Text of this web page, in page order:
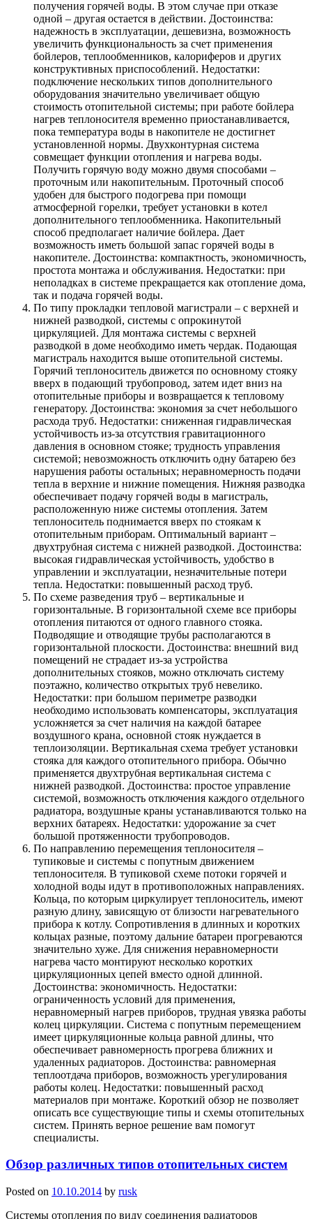
получения горячей воды. В этом случае при отказе
одной – другая остается в действии. Достоинства:
надежность в эксплуатации, дешевизна, возможность
увеличить функциональность за счет применения
бойлеров, теплообменников, калориферов и других
конструктивных приспособлений. Недостатки:
подключение нескольких типов дополнительного
оборудования значительно увеличивает общую
стоимость отопительной системы; при работе бойлера
нагрев теплоносителя временно приостанавливается,
пока температура воды в накопителе не достигнет
установленной нормы. Двухконтурная система
совмещает функции отопления и нагрева воды.
Получить горячую воду можно двумя способами –
проточным или накопительным. Проточный способ
удобен для быстрого подогрева при помощи
атмосферной горелки, требует установки в котел
дополнительного теплообменника. Накопительный
способ предполагает наличие бойлера. Дает
возможность иметь большой запас горячей воды в
накопителе. Достоинства: компактность, экономичность,
простота монтажа и обслуживания. Недостатки: при
неполадках в системе прекращается как отопление дома,
так и подача горячей воды.
По типу прокладки тепловой магистрали – с верхней и
нижней разводкой, системы с опрокинутой
циркуляцией. Для монтажа системы с верхней
разводкой в доме необходимо иметь чердак. Подающая
магистраль находится выше отопительной системы.
Горячий теплоноситель движется по основному стояку
вверх в подающий трубопровод, затем идет вниз на
отопительные приборы и возвращается к тепловому
генератору. Достоинства: экономия за счет небольшого
расхода труб. Недостатки: сниженная гидравлическая
устойчивость из-за отсутствия гравитационного
давления в основном стояке; трудность управления
системой; невозможность отключить одну батарею без
нарушения работы остальных; неравномерность подачи
тепла в верхние и нижние помещения. Нижняя разводка
обеспечивает подачу горячей воды в магистраль,
расположенную ниже системы отопления. Затем
теплоноситель поднимается вверх по стоякам к
отопительным приборам. Оптимальный вариант –
двухтрубная система с нижней разводкой. Достоинства:
высокая гидравлическая устойчивость, удобство в
управлении и эксплуатации, незначительные потери
тепла. Недостатки: повышенный расход труб.
По схеме разведения труб – вертикальные и
горизонтальные. В горизонтальной схеме все приборы
отопления питаются от одного главного стояка.
Подводящие и отводящие трубы располагаются в
горизонтальной плоскости. Достоинства: внешний вид
помещений не страдает из-за устройства
дополнительных стояков, можно отключать систему
поэтажно, количество открытых труб невелико.
Недостатки: при большом периметре разводки
необходимо использовать компенсаторы, эксплуатация
усложняется за счет наличия на каждой батарее
воздушного крана, основной стояк нуждается в
теплоизоляции. Вертикальная схема требует установки
стояка для каждого отопительного прибора. Обычно
применяется двухтрубная вертикальная система с
нижней разводкой. Достоинства: простое управление
системой, возможность отключения каждого отдельного
радиатора, воздушные краны устанавливаются только на
верхних батареях. Недостатки: удорожание за счет
большой протяженности трубопроводов.
По направлению перемещения теплоносителя –
тупиковые и системы с попутным движением
теплоносителя. В тупиковой схеме потоки горячей и
холодной воды идут в противоположных направлениях.
Кольца, по которым циркулирует теплоноситель, имеют
разную длину, зависящую от близости нагревательного
прибора к котлу. Сопротивления в длинных и коротких
кольцах разные, поэтому дальние батареи прогреваются
значительно хуже. Для снижения неравномерности
нагрева часто монтируют несколько коротких
циркуляционных цепей вместо одной длинной.
Достоинства: экономичность. Недостатки:
ограниченность условий для применения,
неравномерный нагрев приборов, трудная увязка работы
колец циркуляции. Система с попутным перемещением
имеет циркуляционные кольца равной длины, что
обеспечивает равномерность прогрева ближних и
удаленных радиаторов. Достоинства: равномерная
теплоотдача приборов, возможность урегулирования
работы колец. Недостатки: повышенный расход
материалов при монтаже. Короткий обзор не позволяет
описать все существующие типы и схемы отопительных
систем. Принять верное решение вам помогут
специалисты.
Обзор различных типов отопительных систем
Posted on 10.10.2014 by rusk
Системы отопления по виду соединения радиаторов